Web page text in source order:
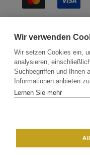
Kontakt
Wir verwenden
Wir setzen Cookies ein,
analysieren,
Suchbegriffen und Ihnen
Informationen anbieten
Lernen Sie mehr